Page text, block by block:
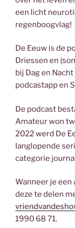
een licht
regenboogvlag!
De Eeuw is de
Driessen en
bij Dag en
podcastapp en
De podcast
Amateur won
2022 werd De
langlopende
categorie
Wanneer je
deze te delen
1990 68 71.